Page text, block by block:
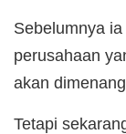
Sebelumnya
perusahaan
akan
Tetapi